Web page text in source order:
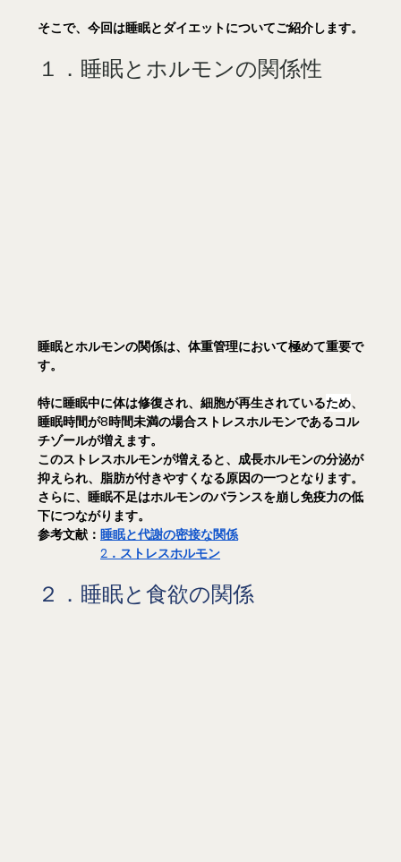
そこで、今回は睡眠とダイエットについてご紹介します。
１．睡眠とホルモンの関係性
睡眠とホルモンの関係は、体重管理において極めて重要で
す。
特に睡眠中に体は修復され、細胞が再生されているため、
睡眠時間が8時間未満の場合ストレスホルモンであるコル
チゾールが増えます。
このストレスホルモンが増えると、成長ホルモンの分泌が
抑えられ、脂肪が付きやすくなる原因の一つとなります。
さらに、睡眠不足はホルモンのバランスを崩し免疫力の低
下につながります。
参考文献： 睡眠と代謝の密接な関係
2．ストレスホルモン
２．睡眠と食欲の関係